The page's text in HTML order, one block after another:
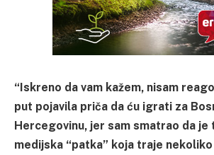
“Iskreno da vam kažem, nisam
put pojavila priča da ću igrati za
Hercegovinu, jer sam smatrao da je
medijska “patka” koja traje